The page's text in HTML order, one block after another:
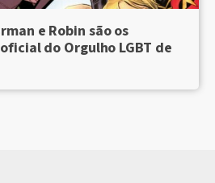
e Robin são os
do Orgulho LGBT de